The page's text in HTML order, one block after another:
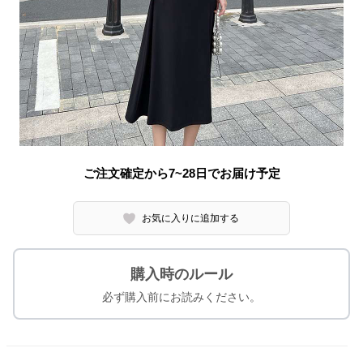
ご注文確定から7~28日でお届け予定
お気に入りに追加する
購入時のルール
必ず購入前にお読みください。